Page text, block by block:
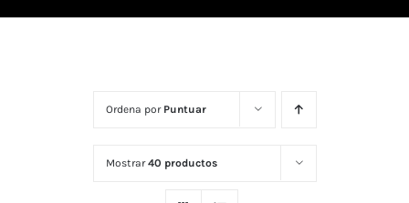
Ordena por Puntuar
Mostrar40 productos